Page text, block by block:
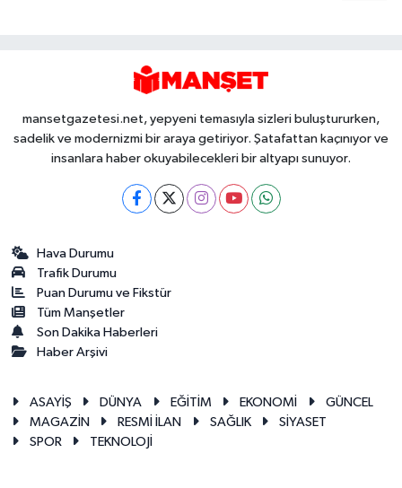
mansetgazetesi.net, yepyeni temasıyla sizleri buluştururken,
sadelik ve modernizmi bir araya getiriyor. Şatafattan kaçınıyor ve
insanlara haber okuyabilecekleri bir altyapı sunuyor.
Hava Durumu
Trafik Durumu
Puan Durumu ve Fikstür
Tüm Manşetler
Son Dakika Haberleri
Haber Arşivi
ASAYİŞ DÜNYA EĞİTİM EKONOMİ
GÜNCEL
MAGAZİN
RESMİ İLAN SAĞLIK
SİYASET
SPOR
TEKNOLOJİ